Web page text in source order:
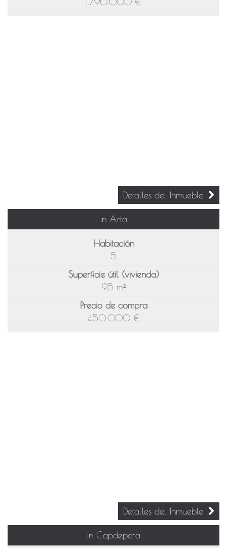
Detalles del Inmueble
in Arta
Habitación
5
Superficie útil (vivienda)
95 m²
Precio de compra
450.000 €
Detalles del Inmueble
in Capdepera